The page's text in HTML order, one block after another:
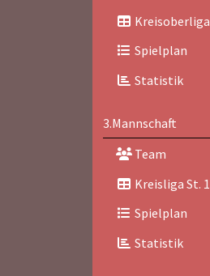
Kreisoberliga
Spielplan
Statistik
3.Mannschaft
Team
Kreisliga St. 1
Spielplan
Statistik